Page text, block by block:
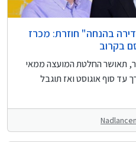
בהנחה" חוזרת: מכרז
תאושר החלטת המועצה ממאי
עד סוף אוגוסט ואז תוגבל